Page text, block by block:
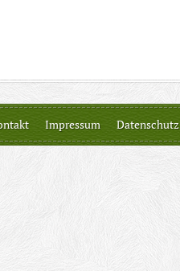
Impressum Datenschutz